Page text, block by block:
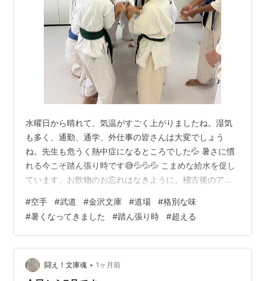
水曜日から晴れて、気温がすごく上がりましたね。湿気
も多く、通勤、通学、外仕事の皆さんは大変でしょう
ね。先生も危うく熱中症になるところでした💦 暑さに慣
れる今こそ踏ん張り時です😅💦💦💦 こまめな給水を促し
ています。お飲物のお忘れはなきように。稽古後のアイ
ぞれに稽古で何かを越えるからです‼️子ども達も大人もみ
んな頑張っていますp(^_^)q 昔とは気候が変化していま
す。感情論では越えられない暑さが襲ってきています。
道場では今は惜しみなくエアコンを使っています。(知っ
てる人もいると思いますが、昔は夏にわざわざ暖房をか
けて追い込んでいた事もありました)…
#空手 #武道 #金沢文庫 #道場 #格別な味
#暑くなってきました #踏ん張り時 #超える
闘え！文庫魂 • 1ヶ月前